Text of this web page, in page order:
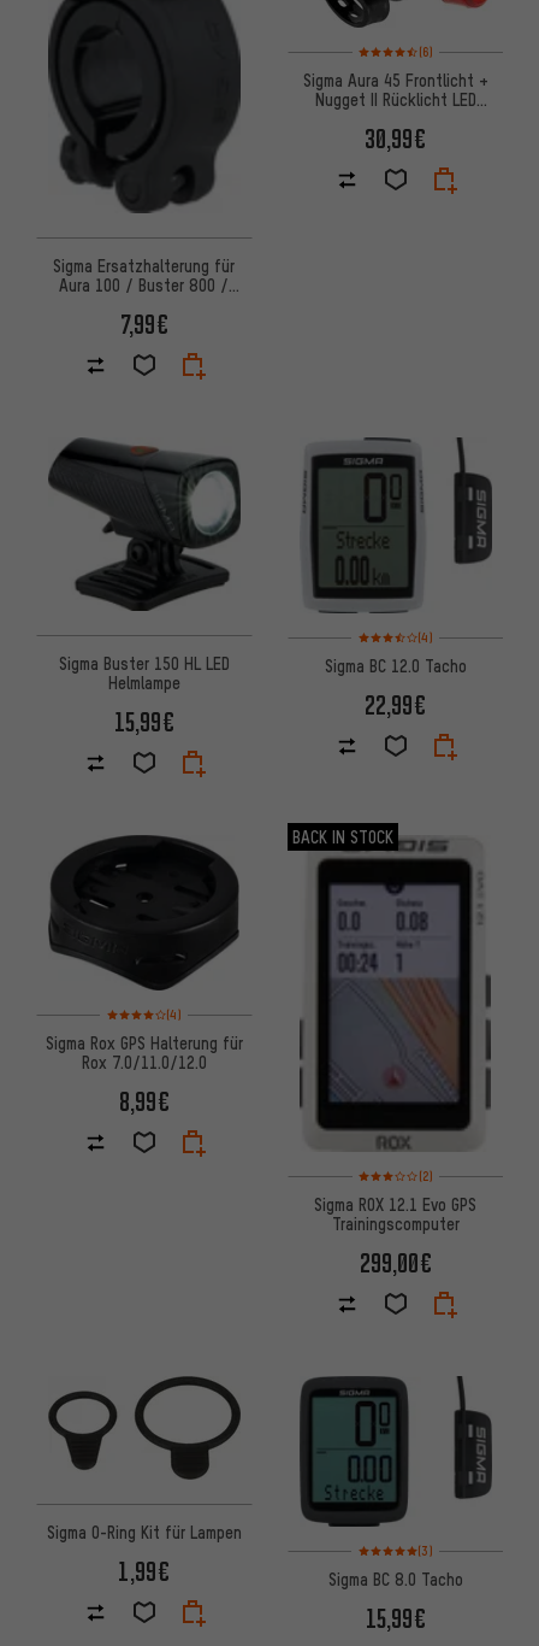
Sigma Ersatzhalterung für
Aura 100 / Buster 800 /
7,99€
Bewertungen: 4,5 von 5
(6)
Sigma Aura 45 Frontlicht +
Nugget II Rücklicht LED
30,99€
Sigma Buster 150 HL LED
Helmlampe
15,99€
Bewertungen: 3,5 von 5
(4)
Sigma BC 12.0 Tacho
22,99€
Bewertungen: 4 von 5 basierend auf 4 Bewertungen
(4)
Sigma Rox GPS Halterung für
Rox 7.0/11.0/12.0
8,99€
BACK IN STOCK
Bewertungen: 3 von 5
(2)
Sigma ROX 12.1 Evo GPS
Trainingscomputer
299,00€
Sigma O-Ring Kit für Lampen
1,99€
Bewertungen: 5 von 5
(3)
Sigma BC 8.0 Tacho
15,99€